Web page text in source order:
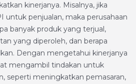
kinerjanya. Misalnya, jika
untuk penjualan, maka perusahaan
banyak produk yang terjual,
yang diperoleh, dan berapa
Dengan mengetahui kinerjanya
mengambil tindakan untuk
seperti meningkatkan pemasaran,